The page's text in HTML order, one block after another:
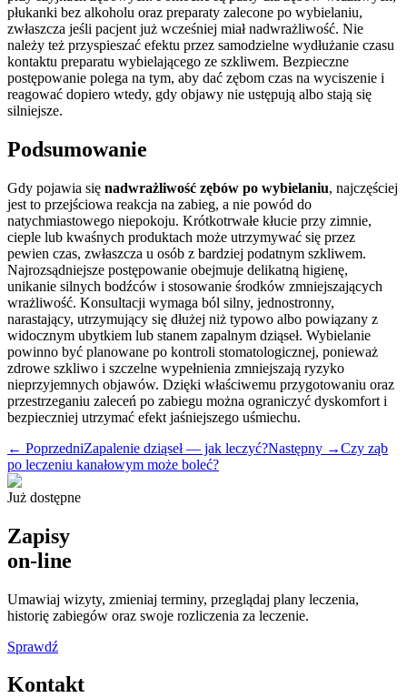
płukanki bez alkoholu oraz preparaty zalecone po wybielaniu,
zwłaszcza jeśli pacjent już wcześniej miał nadwrażliwość. Nie
należy też przyspieszać efektu przez samodzielne wydłużanie czasu
kontaktu preparatu wybielającego ze szkliwem. Bezpieczne
postępowanie polega na tym, aby dać zębom czas na wyciszenie i
reagować dopiero wtedy, gdy objawy nie ustępują albo stają się
silniejsze.
Podsumowanie
Gdy pojawia się nadwrażliwość zębów po wybielaniu, najczęściej
jest to przejściowa reakcja na zabieg, a nie powód do
natychmiastowego niepokoju. Krótkotrwałe kłucie przy zimnie,
cieple lub kwaśnych produktach może utrzymywać się przez
pewien czas, zwłaszcza u osób z bardziej podatnym szkliwem.
Najrozsądniejsze postępowanie obejmuje delikatną higienę,
unikanie silnych bodźców i stosowanie środków zmniejszających
wrażliwość. Konsultacji wymaga ból silny, jednostronny,
narastający, utrzymujący się dłużej niż typowo albo powiązany z
widocznym ubytkiem lub stanem zapalnym dziąseł. Wybielanie
powinno być planowane po kontroli stomatologicznej, ponieważ
zdrowe szkliwo i szczelne wypełnienia zmniejszają ryzyko
nieprzyjemnych objawów. Dzięki właściwemu przygotowaniu oraz
przestrzeganiu zaleceń po zabiegu można ograniczyć dyskomfort i
bezpieczniej utrzymać efekt jaśniejszego uśmiechu.
← PoprzedniZapalenie dziąseł — jak leczyć?Następny →Czy ząb
po leczeniu kanałowym może boleć?
Już dostępne
Zapisy
on-line
Umawiaj wizyty, zmieniaj terminy, przeglądaj plany leczenia,
historię zabiegów oraz swoje rozliczenia za leczenie.
Sprawdź
Kontakt